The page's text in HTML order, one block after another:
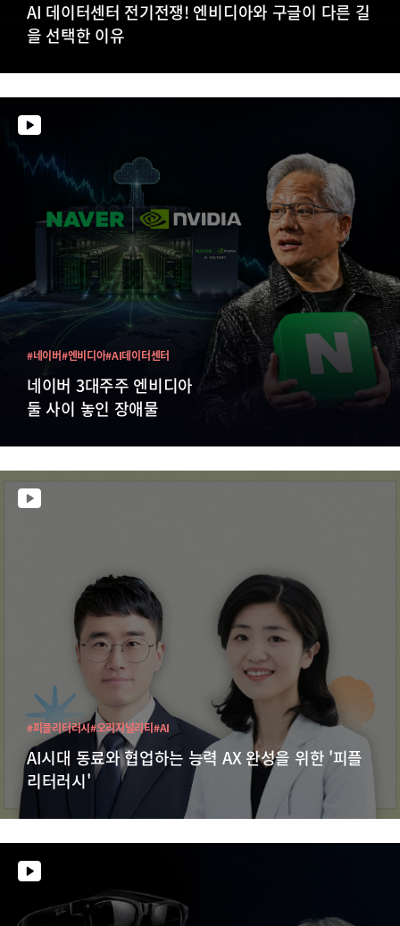
AI 데이터센터 전기전쟁! 엔비디아와 구글이 다른 길
을 선택한 이유
네이버 3대주주 엔비디아
둘 사이 놓인 장애물
#네이버#엔비디아#AI데이터센터
AI시대 동료와 협업하는 능력 AX 완성을 위한 '피플
리터러시'
#피플리터러시#오리지널리티#AI